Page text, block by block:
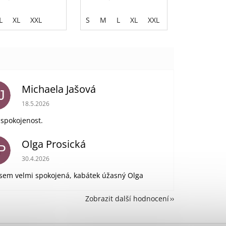
L XL XXL S M L XL XXL
Michaela Jašová
Hodnocení obchodu je 5 z 5 hvězdiček.
18.5.2026
Olga Prosická
Hodnocení obchodu je 5 z 5 hvězdiček.
30.4.2026
velmi spokojená, kabátek úžasný Olga
Zobrazit další hodnocení